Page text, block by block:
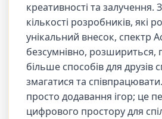
креативності та залучення.
кількості розробників, які
унікальний внесок, спектр
безсумнівно,
більше способів для друзів
змагатися та
просто додавання ігор; це
цифрового простору для